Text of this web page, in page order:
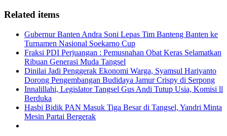
Related items
Gubernur Banten Andra Soni Lepas Tim Banteng Banten ke
Turnamen Nasional Soekarno Cup
Fraksi PDI Perjuangan : Pemusnahan Obat Keras Selamatkan
Ribuan Generasi Muda Tangsel
Dinilai Jadi Penggerak Ekonomi Warga, Syamsul Hariyanto
Dorong Pengembangan Budidaya Jamur Crispy di Serpong
Innalillahi, Legislator Tangsel Gus Andi Tutup Usia, Komisi ll
Berduka
Hasbi Bidik PAN Masuk Tiga Besar di Tangsel, Yandri Minta
Mesin Partai Bergerak